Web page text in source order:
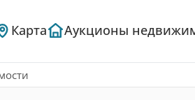
Карта Аукционы